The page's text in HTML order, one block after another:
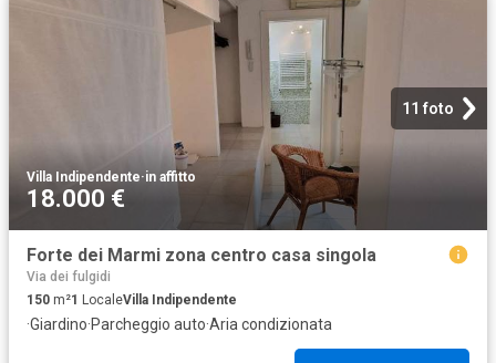
11 foto
Villa Indipendente·in affitto
18.000 €
Forte dei Marmi zona centro casa singola
Via dei fulgidi
150 m²1 LocaleVilla Indipendente
·Giardino·Parcheggio auto·Aria condizionata